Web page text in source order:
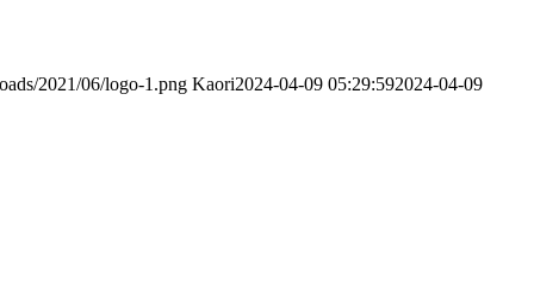
2021/06/logo-1.png Kaori2024-04-09 05:29:592024-04-09